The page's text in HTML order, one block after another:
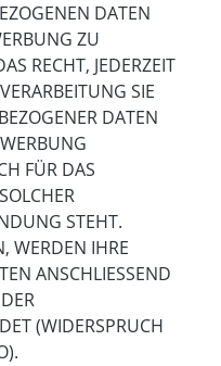
DATEN
ZU
RECHT, JEDERZEIT
SIE
DATEN
FÜR DAS
STEHT.
WERDEN IHRE
ANSCHLIESSEND
(WIDERSPRUCH